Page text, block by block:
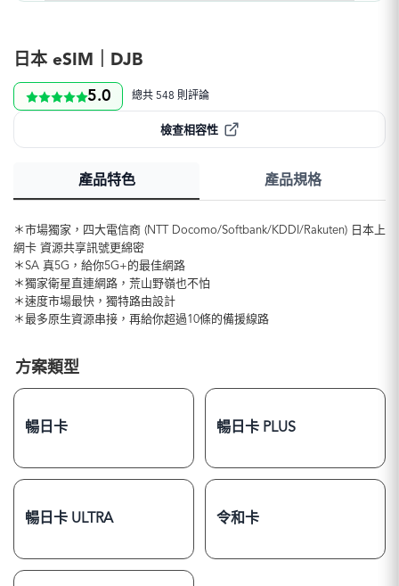
日本 eSIM｜DJB
5.0 總共 548 則評論
檢查相容性
產品特色 產品規格
＊市場獨家，四大電信商 (NTT Docomo/Softbank/KDDI/Rakuten) 日本上
網卡 資源共享訊號更綿密
＊SA 真5G，給你5G+的最佳網路
＊獨家衛星直連網路，荒山野嶺也不怕
＊速度市場最快，獨特路由設計
＊最多原生資源串接，再給你超過10條的備援線路
方案類型
暢日卡 暢日卡 PLUS
暢日卡 ULTRA 令和卡